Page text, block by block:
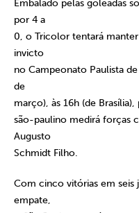
Embalado pelas goleadas
por 4 a
0, o Tricolor tentará
invicto
no Campeonato Paulista
de
março), às 16h (de
são-paulino medirá forças
Augusto
Schmidt Filho.
Com cinco vitórias em seis
empate,